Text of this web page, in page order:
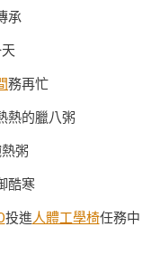
承
務再忙
熱的臘八粥
粥
酷寒
投進人體工學椅任務中